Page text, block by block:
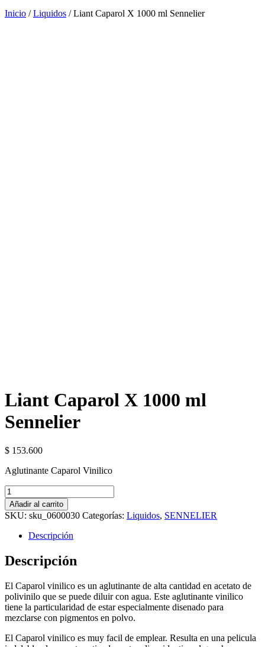
Inicio /Liquidos / Liant Caparol X 1000 ml Sennelier
Liant Caparol X 1000 ml
Sennelier
$ 153.600
Aglutinante Caparol Vinilico
Liant
Caparol
X
1000
Sennelier
cantidad
Añadir al carrito
SKU: sku_0600030 Categorías: Liquidos, SENNELIER
Descripción
Descripción
El Caparol vinilico es un aglutinante de alta cantidad en acetato de
polivinilo que se puede diluir con agua. Este aglutinante vinilico
tiene la particularidad de estar especialmente disenado para
mezclarse con pigmentos en polvo.
El Caparol vinilico es muy facil de emplear. Resulta en una pelicula